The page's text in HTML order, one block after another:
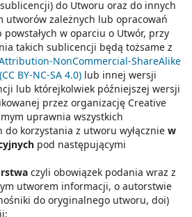
do Utworu oraz do innych
utworów zależnych lub opracowań
w oparciu o Utwór, przy
takich sublicencji będą tożsame z
NonCommercial-ShareAlike
BY-NC-SA 4.0) lub innej wersji
lub którejkolwiek późniejszej wersji
przez organizację Creative
uprawnia wszystkich
do korzystania z utworu wyłącznie w
pod następującymi
czyli obowiązek podania wraz z
utworem informacji, o autorstwie
do oryginalnego utworu, doi)